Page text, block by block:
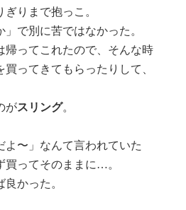
りまで抱っこ。
で別に苦ではなかった。
帰ってこれたので、そんな時
ってきてもらったりして、
がスリング。
よ〜」なんて言われていた
買ってそのままに…。
かった。